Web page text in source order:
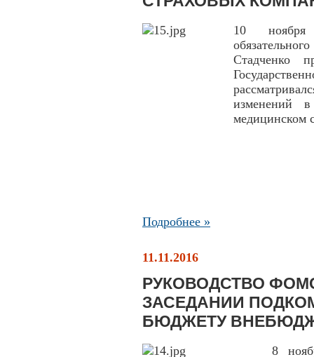
10 ноября
Стадченко
изменений
медицинском
Подробнее »
11.11.2016
РУКОВОДСТВО
ЗАСЕДАНИИ
БЮДЖЕТУ
8